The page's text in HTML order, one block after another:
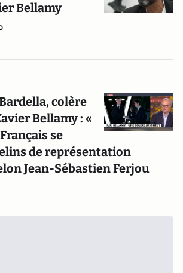
Bellamy
colère
Bellamy : «
se
de représentation
Jean-Sébastien Ferjou